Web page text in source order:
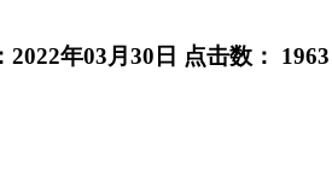
2022年03月30日 点击数： 1963